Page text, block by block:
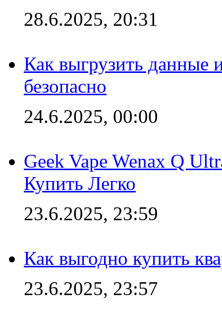
28.6.2025, 20:31
Как выгрузить данные
безопасно
24.6.2025, 00:00
Geek Vape Wenax Q
Купить Легко
23.6.2025, 23:59
Как выгодно купить
23.6.2025, 23:57